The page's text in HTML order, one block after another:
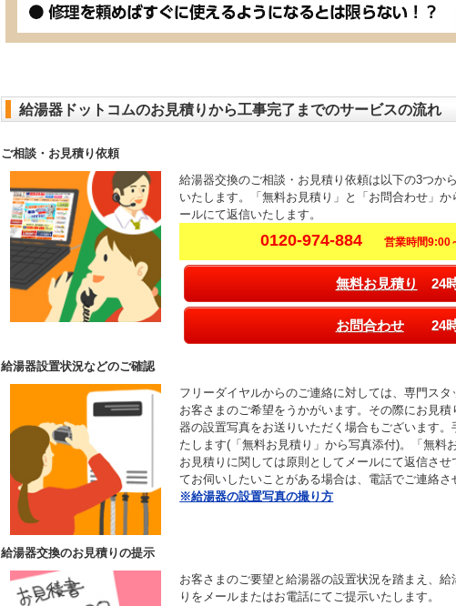
給湯器ドットコムのお見積りから工事完了までのサービスの流れ
ご相談・お見積り依頼
給湯器交換のご相談・お見積り依頼は以下の3つか
いたします。「無料お見積り」と「お問合わせ」
ールにて返信いたします。
0120-974-884 営業時間9:00～
無料お見積り 24
お問合わせ24時
給湯器設置状況などのご確認
フリーダイヤルからのご連絡に対しては、専門スタ
お客さまのご希望をうかがいます。その際にお見
器の設置写真をお送りいただく場合もございます
たします(「無料お見積り」から写真添付)。「無料
お見積りに関しては原則としてメールにて返信さ
てお伺いしたいことがある場合は、電話でご連絡さ
※給湯器の設置写真の撮り方
給湯器交換のお見積りの提示
お客さまのご要望と給湯器の設置状況を踏まえ、
りをメールまたはお電話にてご提示いたします。